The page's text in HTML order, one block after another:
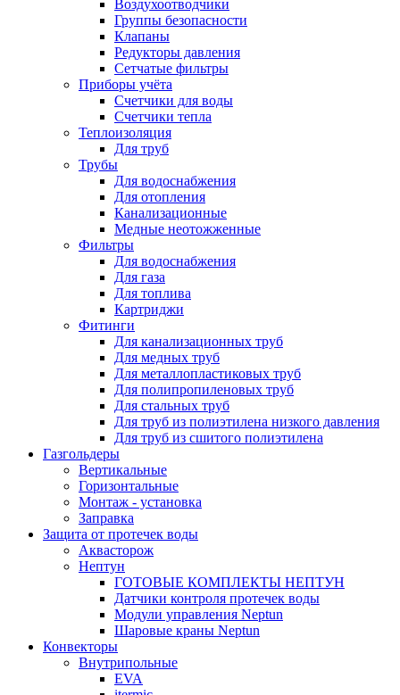
Воздухоотводчики
Группы безопасности
Клапаны
Редукторы давления
Сетчатые фильтры
Приборы учёта
Счетчики для воды
Счетчики тепла
Теплоизоляция
Для труб
Трубы
Для водоснабжения
Для отопления
Канализационные
Медные неотожженные
Фильтры
Для водоснабжения
Для газа
Для топлива
Картриджи
Фитинги
Для канализационных труб
Для медных труб
Для металлопластиковых труб
Для полипропиленовых труб
Для стальных труб
Для труб из полиэтилена низкого давления
Для труб из сшитого полиэтилена
Газгольдеры
Вертикальные
Горизонтальные
Монтаж - установка
Заправка
Защита от протечек воды
Аквасторож
Нептун
ГОТОВЫЕ КОМПЛЕКТЫ НЕПТУН
Датчики контроля протечек воды
Модули управления Neptun
Шаровые краны Neptun
Конвекторы
Внутрипольные
EVA